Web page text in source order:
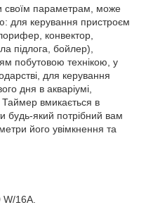
своїм параметрам, може
для керування пристроєм
конвектор,
підлога, бойлер),
побутовою технікою, у
для керування
дня в акваріумі,
Таймер вмикається в
будь-який потрібний вам
його увімкнення та
16A.